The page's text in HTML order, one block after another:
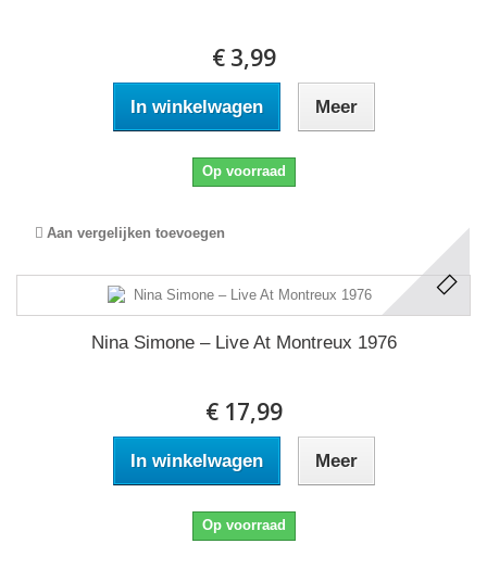
€ 3,99
In winkelwagen Meer
Op voorraad
Aan vergelijken toevoegen
Nina Simone ‎– Live At Montreux 1976
€ 17,99
In winkelwagen Meer
Op voorraad